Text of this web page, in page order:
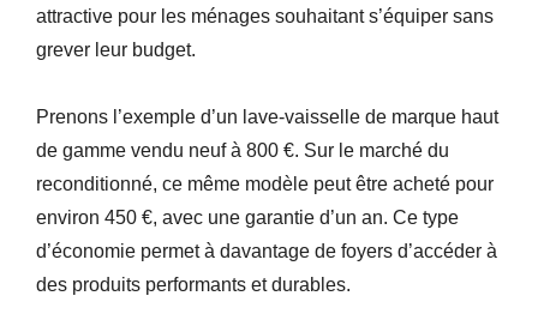
attractive pour les ménages souhaitant s’équiper sans
grever leur budget.
Prenons l’exemple d’un lave-vaisselle de marque haut
de gamme vendu neuf à 800 €. Sur le marché du
reconditionné, ce même modèle peut être acheté pour
environ 450 €, avec une garantie d’un an. Ce type
d’économie permet à davantage de foyers d’accéder à
des produits performants et durables.